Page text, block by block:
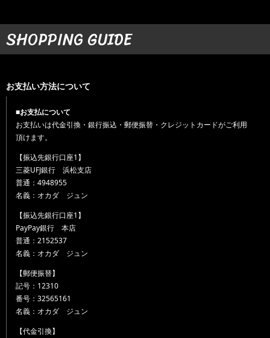
SHOPPING GUIDE
お支払い方法について
■お支払について
お支払いは代金引換・銀行振込・郵便振替・クレジットカードがご利用
頂けます。
【振込先銀行口座1】
三菱UFJ銀行 浜松支店
普通：4948955
名義：オカダ ジュン
【振込先銀行口座1】
PayPay銀行 本店
普通：2152537
名義：オカダ ジュン
【郵便振替】
記号：12310
番号：32565161
名義：オカダ ジュン
【代金引換】